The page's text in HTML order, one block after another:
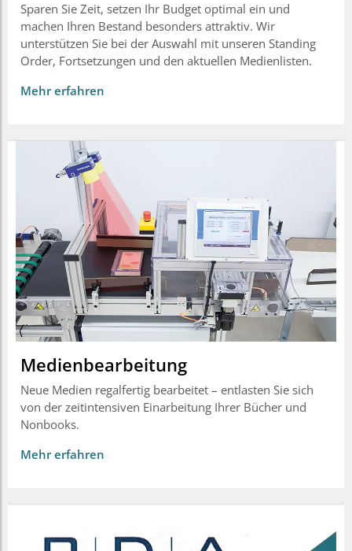
Sparen Sie Zeit, setzen Ihr Budget optimal ein und
machen Ihren Bestand besonders attraktiv. Wir
unterstützen Sie bei der Auswahl mit unseren Standing
Order, Fortsetzungen und den aktuellen Medienlisten.
Mehr erfahren
Medienbearbeitung
Neue Medien regalfertig bearbeitet – entlasten Sie sich
von der zeitintensiven Einarbeitung Ihrer Bücher und
Nonbooks.
Mehr erfahren